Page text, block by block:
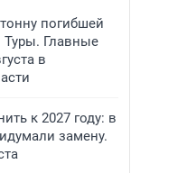
погибшей
Туры. Главные
в
к 2027 году: в
замену.